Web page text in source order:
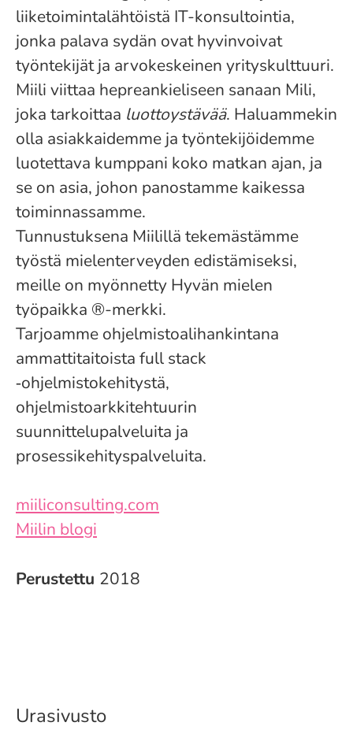
liiketoimintalähtöistä IT-konsultointia,
jonka palava sydän ovat hyvinvoivat
työntekijät ja arvokeskeinen yrityskulttuuri.
Miili viittaa hepreankieliseen sanaan Mili,
joka tarkoittaa luottoystävää. Haluammekin
olla asiakkaidemme ja työntekijöidemme
luotettava kumppani koko matkan ajan, ja
se on asia, johon panostamme kaikessa
toiminnassamme.
Tunnustuksena Miilillä tekemästämme
työstä mielenterveyden edistämiseksi,
meille on myönnetty Hyvän mielen
työpaikka ®-merkki.
Tarjoamme ohjelmistoalihankintana
ammattitaitoista full stack
‑ohjelmistokehitystä,
ohjelmistoarkkitehtuurin
suunnittelupalveluita ja
prosessikehityspalveluita.
miiliconsulting.com
Miilin blogi
Perustettu 2018
Urasivusto